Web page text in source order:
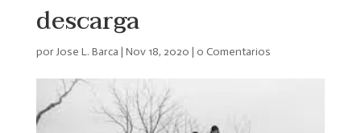
descarga
porJose L. Barca | Nov 18, 2020 | 0 Comentarios